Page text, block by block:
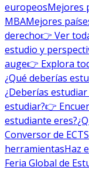
europeosMejores
MBAMejores
derecho👉 Ver
estudio y
auge👉 Explora
¿Qué deberías
¿Deberías
estudiar?👉
estudiante eres?
Conversor de
herramientasHaz
Feria Global de